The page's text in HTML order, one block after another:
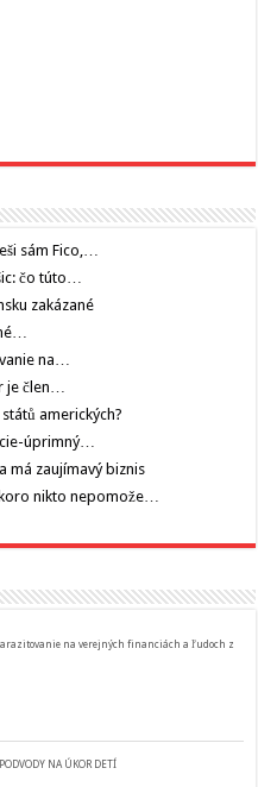
sám Fico,…
čo túto…
zakázané
na…
je člen…
amerických?
úprimný…
má zaujímavý biznis
nikto nepomože…
na verejných financiách a ľudoch z
NA ÚKOR DETÍ